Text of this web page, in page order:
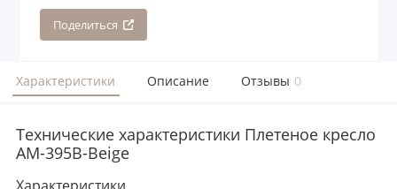
Поделиться
Характеристики Описание Отзывы 0
Технические характеристики Плетеное кресло
AM-395B-Beige